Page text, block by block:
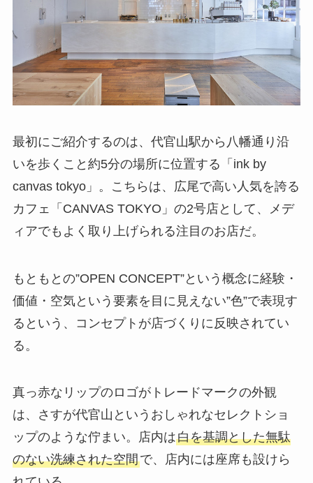
最初にご紹介するのは、代官山駅から八幡通り沿
いを歩くこと約5分の場所に位置する「ink by
canvas tokyo」。こちらは、
広尾で高い人気を誇る
カフェ「CANVAS TOKYO」の2号店として、メデ
ィアでもよく取り上げられる注目のお店だ。
もともとの”OPEN CONCEPT”という概念に経験・
価値・空気という要素を目に見えない”色”で表現す
るという、コンセプトが店づくりに反映されてい
る。
真っ赤なリップのロゴがトレードマークの外観
は、さすが代官山というおしゃれなセレクトショ
ップのような佇まい。店内は白を基調とした無駄
のない洗練された空間で、店内には座席も設けら